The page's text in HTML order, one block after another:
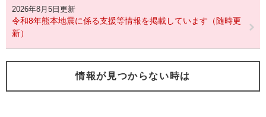
2026年8月5日更新
令和8年熊本地震に係る支援等情報を掲載しています（随時更
新）
情報が見つからない時は